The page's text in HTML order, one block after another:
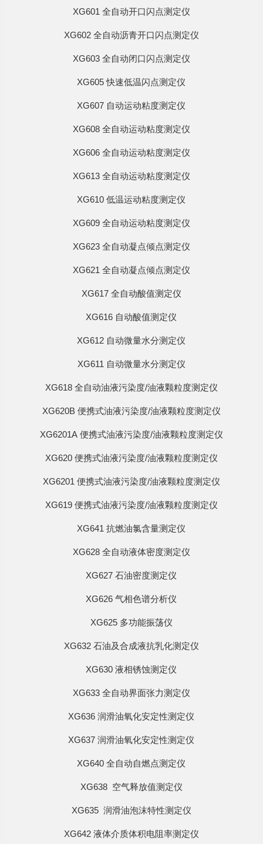
XG601 全自动开口闪点测定仪
XG602 全自动沥青开口闪点测定仪
XG603 全自动闭口闪点测定仪
XG605 快速低温闪点测定仪
XG607 自动运动粘度测定仪
XG608 全自动运动粘度测定仪
XG606 全自动运动粘度测定仪
XG613 全自动运动粘度测定仪
XG610 低温运动粘度测定仪
XG609 全自动运动粘度测定仪
XG623 全自动凝点倾点测定仪
XG621 全自动凝点倾点测定仪
XG617 全自动酸值测定仪
XG616 自动酸值测定仪
XG612 自动微量水分测定仪
XG611 自动微量水分测定仪
XG618 全自动油液污染度/油液颗粒度测定仪
XG620B 便携式油液污染度/油液颗粒度测定仪
XG6201A 便携式油液污染度/油液颗粒度测定仪
XG620 便携式油液污染度/油液颗粒度测定仪
XG6201 便携式油液污染度/油液颗粒度测定仪
XG619 便携式油液污染度/油液颗粒度测定仪
XG641 抗燃油氯含量测定仪
XG628 全自动液体密度测定仪
XG627 石油密度测定仪
XG626 气相色谱分析仪
XG625 多功能振荡仪
XG632 石油及合成液抗乳化测定仪
XG630 液相锈蚀测定仪
XG633 全自动界面张力测定仪
XG636 润滑油氧化安定性测定仪
XG637 润滑油氧化安定性测定仪
XG640 全自动自燃点测定仪
XG638 空气释放值测定仪
XG635 润滑油泡沫特性测定仪
XG642 液体介质体积电阻率测定仪